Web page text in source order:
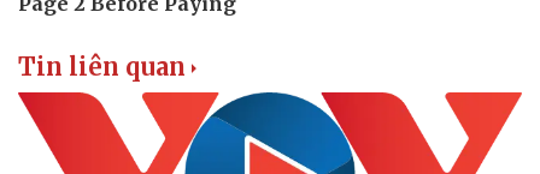
Tin liên quan